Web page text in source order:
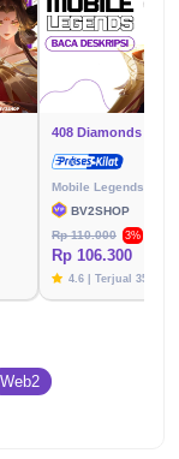
408 Diamonds
Mobile Legends
BV2SHOP
Rp 110.000
3%
Rp 106.300
4.6 | Terjual 3576
Web2